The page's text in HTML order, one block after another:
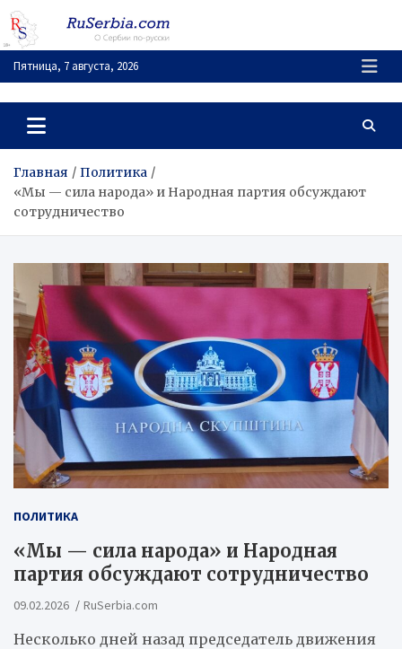
Перейти
содержимому
Пятница, 7 августа, 2026
RuSerbia.com
О Сербии – по-русски
Главная
Политика
«Мы — сила народа» и Народная партия обсуждают
сотрудничество
ПОЛИТИКА
«Мы — сила народа» и Народная
партия обсуждают сотрудничество
09.02.2026 RuSerbia.com
Несколько дней назад председатель движения